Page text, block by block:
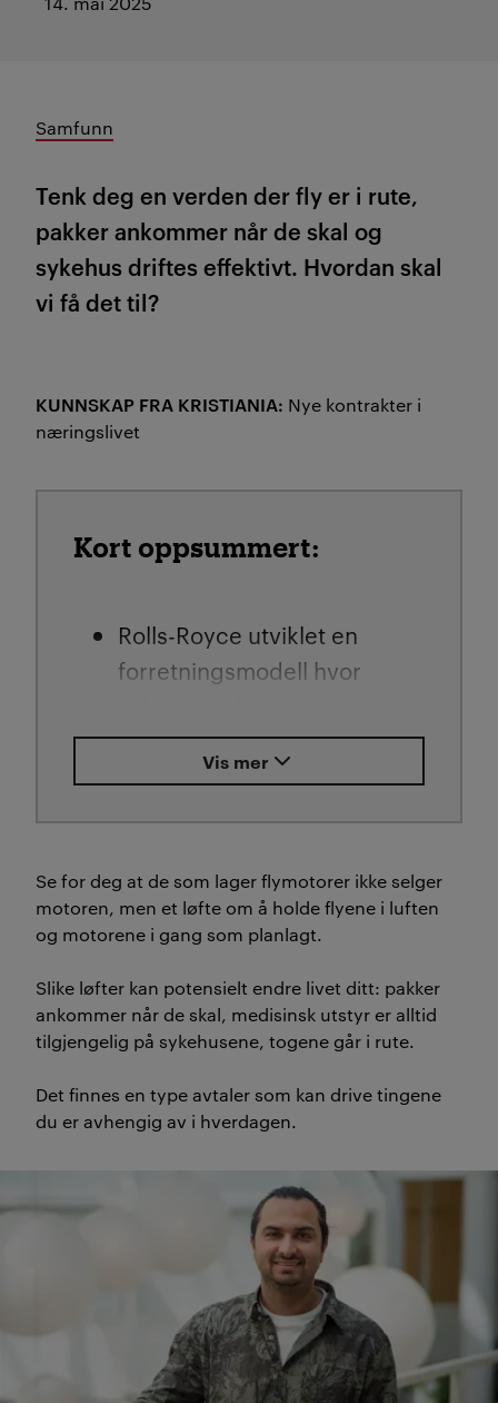
Samfunn
Tenk deg en verden der fly er i rute,
pakker ankommer når de skal og
sykehus driftes effektivt. Hvordan skal
vi få det til?
KUNNSKAP FRA KRISTIANIA: Nye kontrakter i
næringslivet
Kort oppsummert:
Rolls-Royce utviklet en
forretningsmodell hvor
resultatetde leverer i stedet
for å bare selge et produkt.
flymotor skal fungere
fremfor å bare selge selve
motoren.
Ph.d.-stipendiat
Gholamhossein Kazemi
mener modellen kan gi oss
mer punktlige fly, tryggere
hverdag – men bare hvis
begge partene i en avtale er
modne og rigget for det.
For at denne typen kontrakt
skal fungere, må både
Vis mer
Se for deg at de som lager flymotorer ikke selger
motoren, men et løfte om å holde flyene i luften
og motorene i gang som planlagt.
Slike løfter kan potensielt endre livet ditt: pakker
ankommer når de skal, medisinsk utstyr er alltid
tilgjengelig på sykehusene, togene går i rute.
Det finnes en type avtaler som kan drive tingene
du er avhengig av i hverdagen.